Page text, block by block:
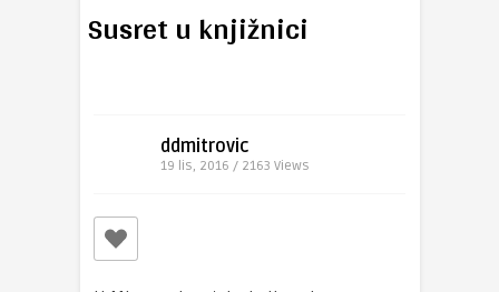
Susret u knjižnici
ddmitrovic
19 lis, 2016 / 2163 Views